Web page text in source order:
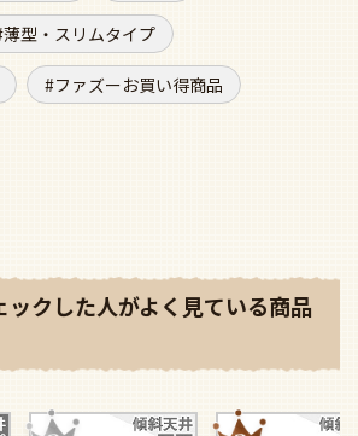
ファズーお買い得商品